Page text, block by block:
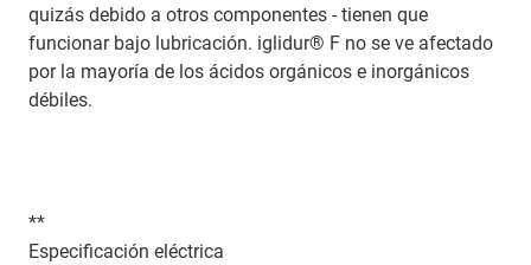
quizás debido a otros componentes - tienen que
funcionar bajo lubricación. iglidur® F no se ve afectado
por la mayoría de los ácidos orgánicos e inorgánicos
débiles.
**
Especificación eléctrica